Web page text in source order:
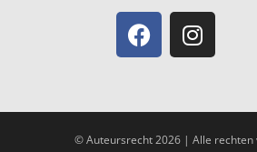
© Auteursrecht 2026 | Alle rechten